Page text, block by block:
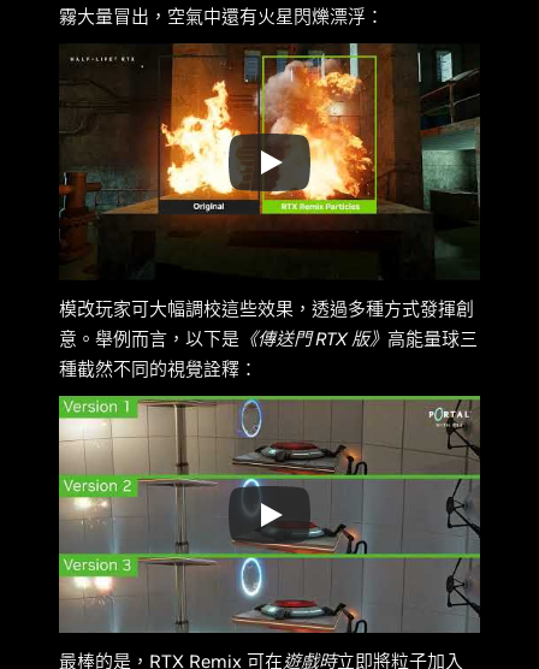
霧大量冒出，空氣中還有火星閃爍漂浮：
模改玩家可大幅調校這些效果，透過多種方式發揮創
意。舉例而言，以下是 《傳送門 RTX 版》 高能量球三
種截然不同的視覺詮釋：
最棒的是，RTX Remix 可在遊戲時立即將粒子加入